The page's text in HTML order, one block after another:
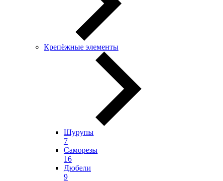
Крепёжные элементы
Шурупы
7
Саморезы
16
Дюбели
9